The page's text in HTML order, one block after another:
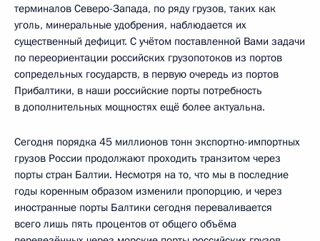
терминалов Северо-Запада, по ряду грузов, таких как
уголь, минеральные удобрения, наблюдается их
существенный дефицит. С учётом поставленной Вами задачи
по переориентации российских грузопотоков из портов
сопредельных государств, в первую очередь из портов
Прибалтики, в наши российские порты потребность
в дополнительных мощностях ещё более актуальна.
Сегодня порядка 45 миллионов тонн экспортно-импортных
грузов России продолжают проходить транзитом через
порты стран Балтии. Несмотря на то, что мы в последние
годы коренным образом изменили пропорцию, и через
иностранные порты Балтики сегодня переваливается
всего лишь пять процентов от общего объёма